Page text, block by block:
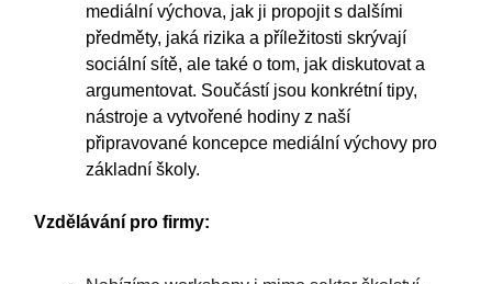
mediální výchova, jak ji propojit s dalšími
předměty, jaká rizika a příležitosti skrývají
sociální sítě, ale také o tom, jak diskutovat a
argumentovat. Součástí jsou konkrétní tipy,
nástroje a vytvořené hodiny z naší
připravované koncepce mediální výchovy pro
základní školy.
Vzdělávání pro firmy: